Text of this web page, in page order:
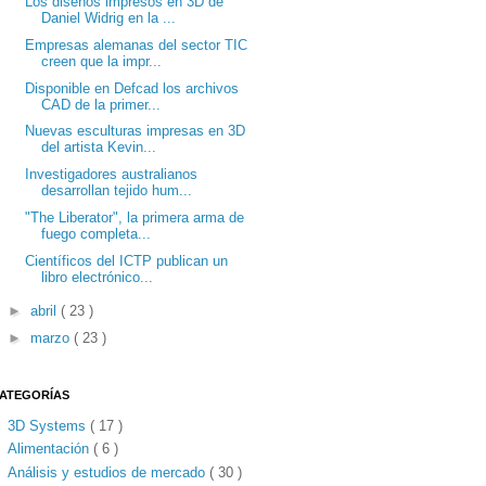
Daniel Widrig en la ...
Empresas alemanas del sector TIC
creen que la impr...
Disponible en Defcad los archivos
CAD de la primer...
Nuevas esculturas impresas en 3D
del artista Kevin...
Investigadores australianos
desarrollan tejido hum...
"The Liberator", la primera arma de
fuego completa...
Científicos del ICTP publican un
libro electrónico...
► abril ( 23 )
► marzo ( 23 )
3D Systems( 17 )
Alimentación( 6 )
Análisis y estudios de mercado( 30 )